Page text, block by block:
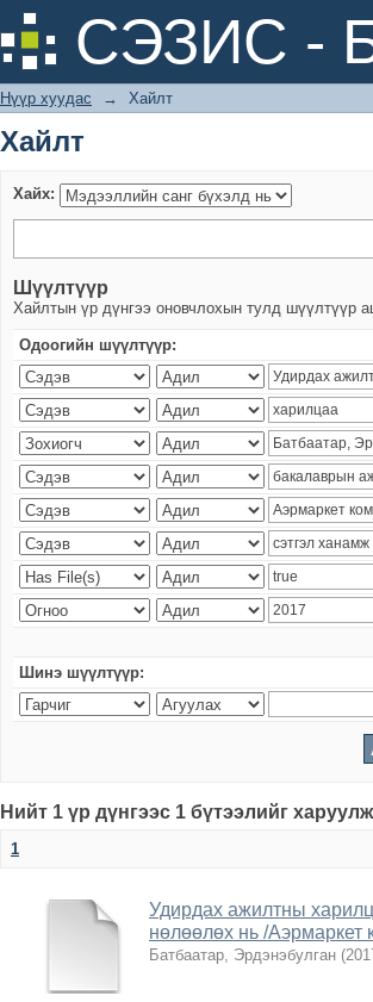
СЭЗИС -
Хайлт
Нүүр хуудас → Хайлт
Хайлт
Хайх:
Шүүлтүүр
Хайлтын үр дүнгээ оновчлохын тулд шүүлтүүр
Одоогийн шүүлтүүр:
Шинэ шүүлтүүр:
Нийт 1 үр дүнгээс 1 бүтээлийг
1
Удирдах ажилтны
нөлөөлөх нь /
Батбаатар, Эрдэнэбулган (